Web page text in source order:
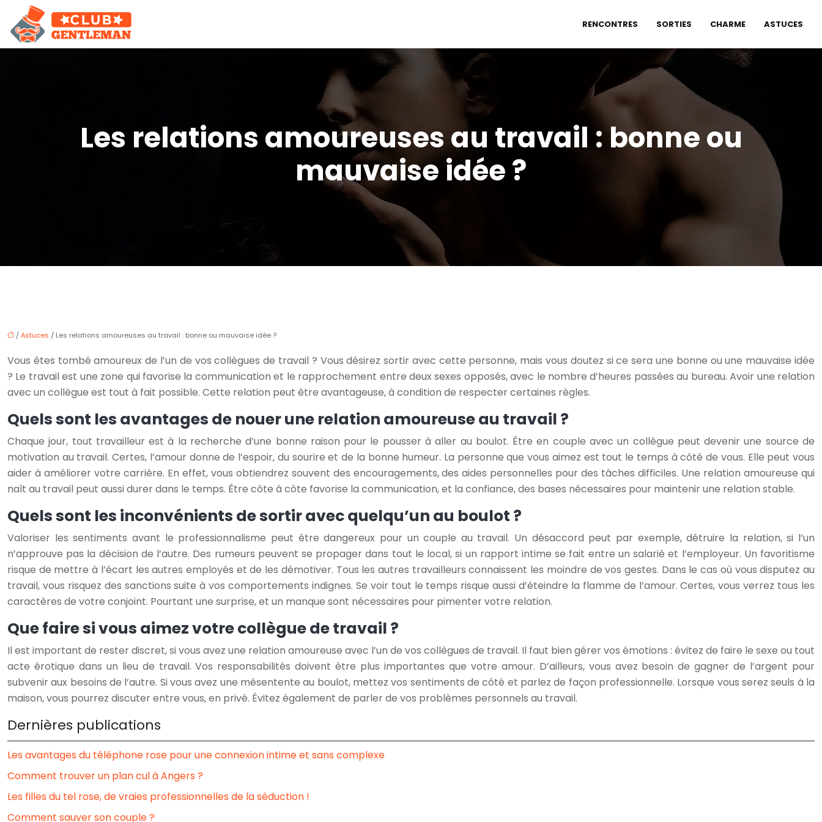
RENCONTRES SORTIES CHARME ASTUCES
Les relations amoureuses au travail : bonne ou
mauvaise idée ?
/Astuces / Les relations amoureuses au travail : bonne ou mauvaise idée ?
Vous êtes tombé amoureux de l’un de vos collègues de travail ? Vous désirez sortir avec cette personne, mais vous doutez si ce sera une bonne ou une mauvaise idée
? Le travail est une zone qui favorise la communication et le rapprochement entre deux sexes opposés, avec le nombre d’heures passées au bureau. Avoir une relation
avec un collègue est tout à fait possible. Cette relation peut être avantageuse, à condition de respecter certaines règles.
Quels sont les avantages de nouer une relation amoureuse au travail ?
Chaque jour, tout travailleur est à la recherche d’une bonne raison pour le pousser à aller au boulot. Être en couple avec un collègue peut devenir une source de
motivation au travail. Certes, l’amour donne de l’espoir, du sourire et de la bonne humeur. La personne que vous aimez est tout le temps à côté de vous. Elle peut vous
aider à améliorer votre carrière. En effet, vous obtiendrez souvent des encouragements, des aides personnelles pour des tâches difficiles. Une relation amoureuse qui
naît au travail peut aussi durer dans le temps. Être côte à côte favorise la communication, et la confiance, des bases nécessaires pour maintenir une relation stable.
Quels sont les inconvénients de sortir avec quelqu’un au boulot ?
Valoriser les sentiments avant le professionnalisme peut être dangereux pour un couple au travail. Un désaccord peut par exemple, détruire la relation, si l’un
n’approuve pas la décision de l’autre. Des rumeurs peuvent se propager dans tout le local, si un rapport intime se fait entre un salarié et l’employeur. Un favoritisme
risque de mettre à l’écart les autres employés et de les démotiver. Tous les autres travailleurs connaissent les moindre de vos gestes. Dans le cas où vous disputez au
travail, vous risquez des sanctions suite à vos comportements indignes. Se voir tout le temps risque aussi d’éteindre la flamme de l’amour. Certes, vous verrez tous les
caractères de votre conjoint. Pourtant une surprise, et un manque sont nécessaires pour pimenter votre relation.
Que faire si vous aimez votre collègue de travail ?
Il est important de rester discret, si vous avez une relation amoureuse avec l’un de vos collègues de travail. Il faut bien gérer vos émotions : évitez de faire le sexe ou tout
acte érotique dans un lieu de travail. Vos responsabilités doivent être plus importantes que votre amour. D’ailleurs, vous avez besoin de gagner de l’argent pour
subvenir aux besoins de l’autre. Si vous avez une mésentente au boulot, mettez vos sentiments de côté et parlez de façon professionnelle. Lorsque vous serez seuls à la
maison, vous pourrez discuter entre vous, en privé. Évitez également de parler de vos problèmes personnels au travail.
Dernières publications
Les avantages du téléphone rose pour une connexion intime et sans complexe
Comment trouver un plan cul à Angers ?
Les filles du tel rose, de vraies professionnelles de la séduction !
Comment sauver son couple ?